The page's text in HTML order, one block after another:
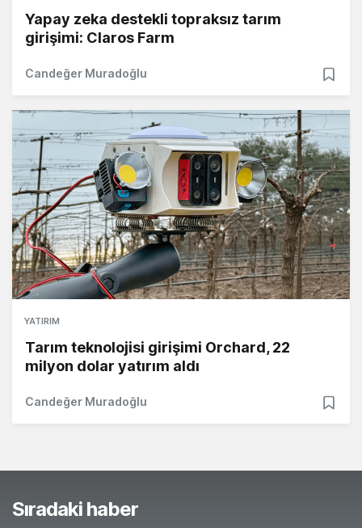
Yapay zeka destekli topraksız tarım
girişimi: Claros Farm
Candeğer Muradoğlu
YATIRIM
Tarım teknolojisi girişimi Orchard, 22
milyon dolar yatırım aldı
Candeğer Muradoğlu
Sıradaki haber